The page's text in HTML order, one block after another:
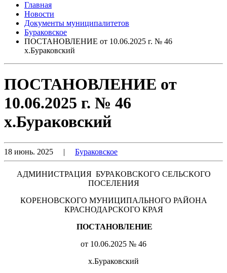
Главная
Новости
Документы муниципалитетов
Бураковское
ПОСТАНОВЛЕНИЕ от 10.06.2025 г. № 46
х.Бураковский
ПОСТАНОВЛЕНИЕ от
10.06.2025 г. № 46
х.Бураковский
18 июнь. 2025 | Бураковское
АДМИНИСТРАЦИЯ БУРАКОВСКОГО СЕЛЬСКОГО
ПОСЕЛЕНИЯ
КОРЕНОВСКОГО МУНИЦИПАЛЬНОГО РАЙОНА
КРАСНОДАРСКОГО КРАЯ
ПОСТАНОВЛЕНИЕ
от 10.06.2025 № 46
х.Бураковский